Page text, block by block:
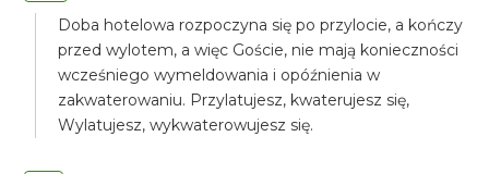
Doba hotelowa rozpoczyna się po przylocie, a kończy
przed wylotem, a więc Goście, nie mają konieczności
wcześniego wymeldowania i opóźnienia w
zakwaterowaniu. Przylatujesz, kwaterujesz się,
Wylatujesz, wykwaterowujesz się.